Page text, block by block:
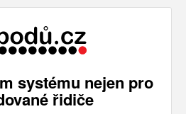
systému nejen pro
řidiče